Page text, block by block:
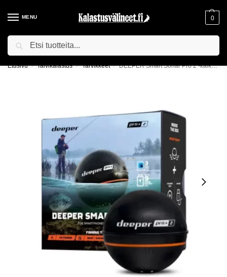
MENU 0
ILMAINEN TOIMITUS YLI 75€ TILAUKSILLE!
Etusivu / Talvikalastus / Tarvikkeet / DEEPER Smart Sonar Pro 2 -kaikuluotain